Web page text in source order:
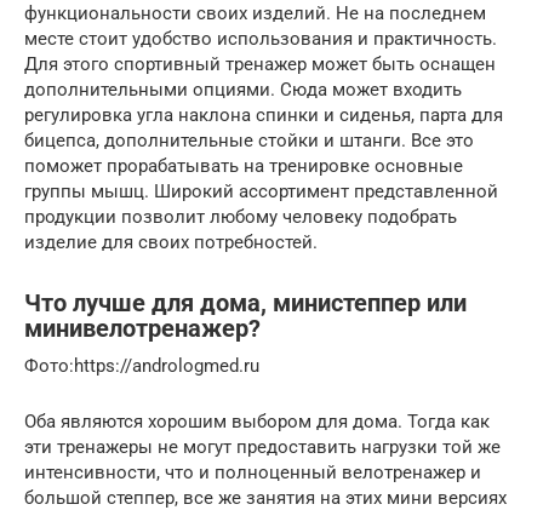
функциональности своих изделий. Не на последнем
месте стоит удобство использования и практичность.
Для этого спортивный тренажер может быть оснащен
дополнительными опциями. Сюда может входить
регулировка угла наклона спинки и сиденья, парта для
бицепса, дополнительные стойки и штанги. Все это
поможет прорабатывать на тренировке основные
группы мышц. Широкий ассортимент представленной
продукции позволит любому человеку подобрать
изделие для своих потребностей.
Что лучше для дома, министеппер или
минивелотренажер?
Фото:https://andrologmed.ru
Оба являются хорошим выбором для дома. Тогда как
эти тренажеры не могут предоставить нагрузки той же
интенсивности, что и полноценный велотренажер и
большой степпер, все же занятия на этих мини версиях